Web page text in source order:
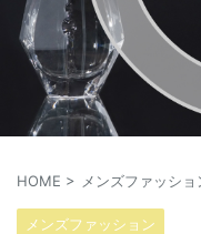
HOME > メンズファッシ
メンズファッション